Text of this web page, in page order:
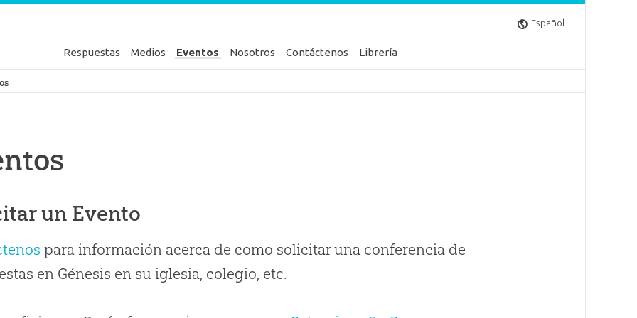
Español
Respuestas Medios Eventos Nosotros Contáctenos Librería
Génesis
un Evento
para información acerca de como solicitar una conferencia de
en Génesis en su iglesia, colegio, etc.